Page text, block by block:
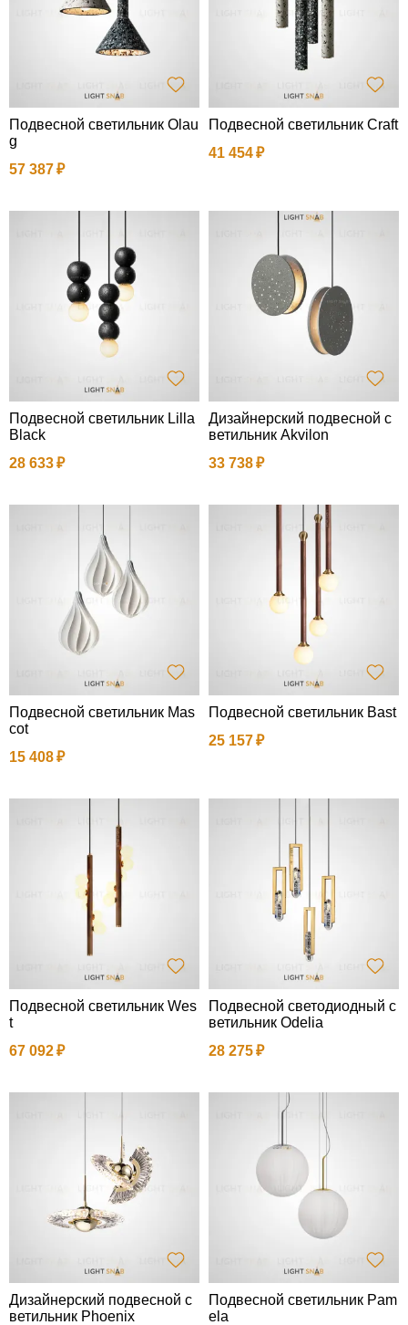
Подвесной светильник Olau
g
57 387
Подвесной светильник Craft
41 454
Подвесной светильник Lilla
Black
28 633
Дизайнерский подвесной с
ветильник Akvilon
33 738
Подвесной светильник Mas
cot
15 408
Подвесной светильник Bast
25 157
Подвесной светильник Wes
t
67 092
Подвесной светодиодный с
ветильник Odelia
28 275
Дизайнерский подвесной с
ветильник Phoenix
Подвесной светильник Pam
ela